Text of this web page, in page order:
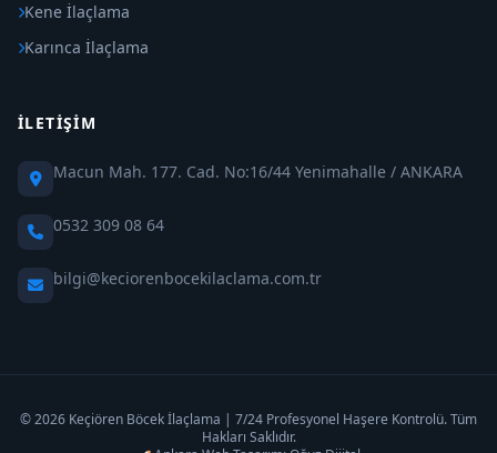
Kene İlaçlama
Karınca İlaçlama
İLETIŞIM
Macun Mah. 177. Cad. No:16/44 Yenimahalle / ANKARA
0532 309 08 64
bilgi@keciorenbocekilaclama.com.tr
© 2026 Keçiören Böcek İlaçlama | 7/24 Profesyonel Haşere Kontrolü. Tüm
Hakları Saklıdır.